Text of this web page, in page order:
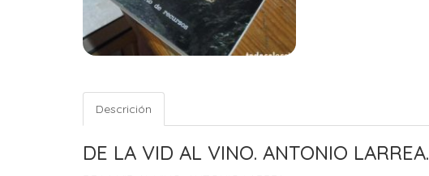
Descrición
DE LA VID AL VINO. ANTONIO LARREA.